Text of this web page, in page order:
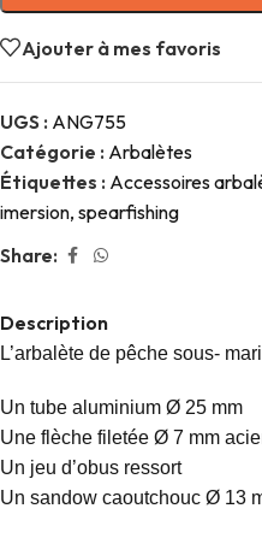
Ajouter à mes favoris
UGS : ANG755
Catégorie : Arbalètes
Étiquettes : Accessoires
imersion, spearfishing
Share:
Description
L’arbalète de pêche sous-
Un tube aluminium Ø 25 mm
Une flèche filetée Ø 7 mm
Un jeu d’obus ressort
Un sandow caoutchouc Ø 13